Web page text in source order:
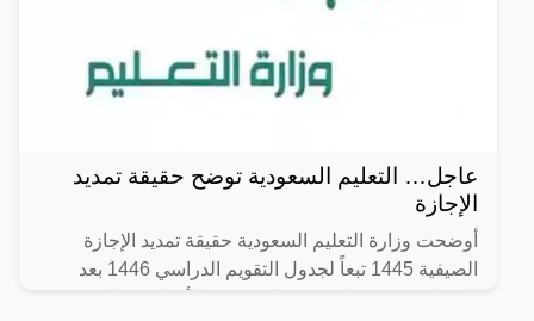
عاجل… التعليم السعودية توضح حقيقة تمديد
الإجازة
أوضحت وزارة التعليم السعودية حقيقة تمديد الإجازة
الصيفية 1445 تبعاً لجدول التقويم الدراسي 1446 بعد